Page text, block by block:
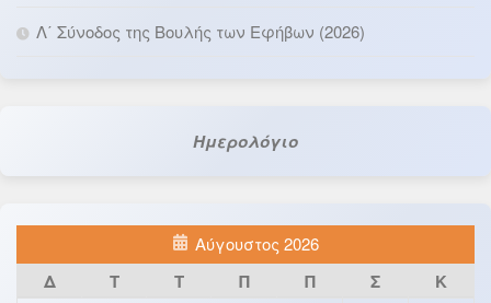
Λ΄ Σύνοδος της Βουλής των Εφήβων (2026)
Ημερολόγιο
Αύγουστος 2026
Δ Τ Τ Π Π Σ Κ